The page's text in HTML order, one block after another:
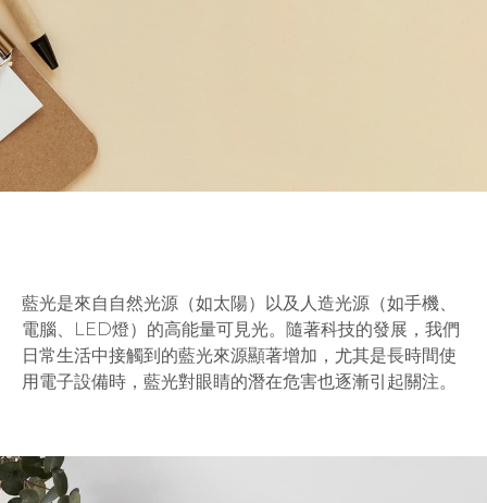
藍光是來自自然光源（如太陽）以及人造光源（如手機、
電腦、LED燈）的高能量可見光。隨著科技的發展，我們
日常生活中接觸到的藍光來源顯著增加，尤其是長時間使
用電子設備時，藍光對眼睛的潛在危害也逐漸引起關注。